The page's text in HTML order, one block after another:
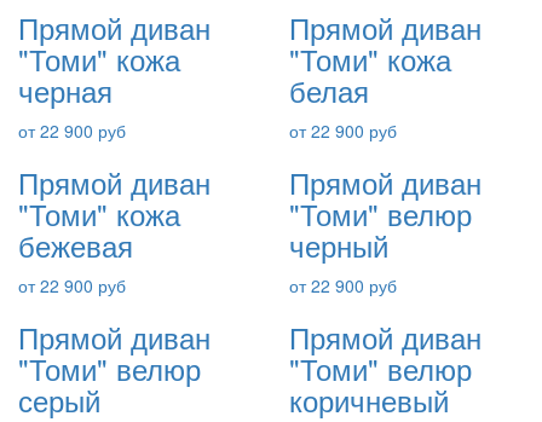
Прямой диван
"Томи" кожа
черная
от 22 900 руб
Прямой диван
"Томи" кожа
белая
от 22 900 руб
Прямой диван
"Томи" кожа
бежевая
от 22 900 руб
Прямой диван
"Томи" велюр
черный
от 22 900 руб
Прямой диван
"Томи" велюр
серый
Прямой диван
"Томи" велюр
коричневый